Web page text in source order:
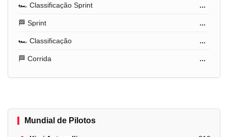
🏎️ Classificação Sprint ...
🏁 Sprint ...
🏎️ Classificação ...
🏁 Corrida ...
Mundial de Pilotos